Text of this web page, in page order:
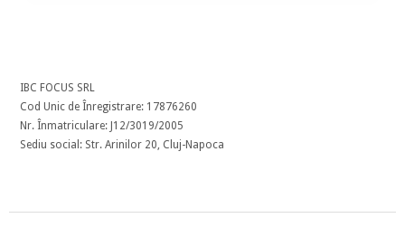
IBC FOCUS SRL
Cod Unic de Înregistrare: 17876260
Nr. Înmatriculare: J12/3019/2005
Sediu social: Str. Arinilor 20, Cluj-Napoca